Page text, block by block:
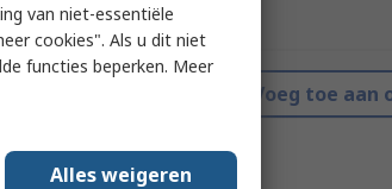
*prijsindicatie
Voeg toe
van niet-essentiële
cookies". Als u dit niet
functies beperken. Meer
Alles weigeren